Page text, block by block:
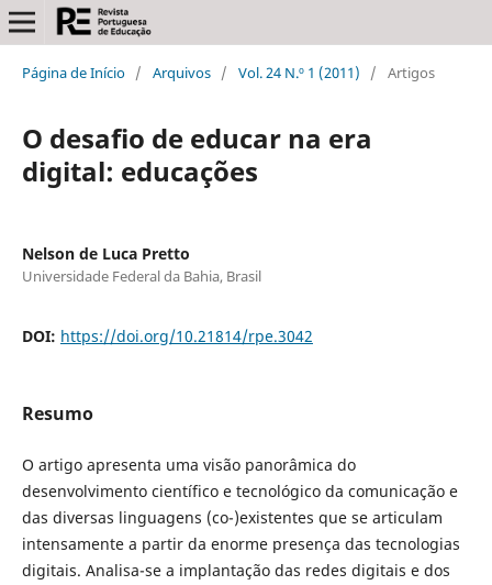
Página de Início / Arquivos / Vol. 24 N.º 1 (2011) / Artigos
O desafio de educar na era
digital: educações
Nelson de Luca Pretto
Universidade Federal da Bahia, Brasil
DOI: https://doi.org/10.21814/rpe.3042
Resumo
O artigo apresenta uma visão panorâmica do
desenvolvimento científico e tecnológico da comunicação e
das diversas linguagens (co-)existentes que se articulam
intensamente a partir da enorme presença das tecnologias
digitais. Analisa-se a implantação das redes digitais e dos